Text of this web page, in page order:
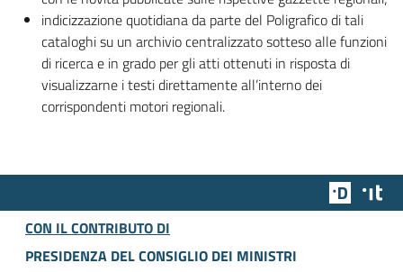
indicizzazione quotidiana da parte del Poligrafico di tali
cataloghi su un archivio centralizzato sotteso alle funzioni
di ricerca e in grado per gli atti ottenuti in risposta di
visualizzarne i testi direttamente all’interno dei
corrispondenti motori regionali.
Team
CON IL CONTRIBUTO DI
PRESIDENZA DEL CONSIGLIO DEI MINISTRI